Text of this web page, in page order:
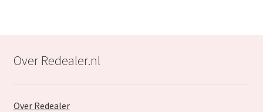
Over Redealer.nl
Over Redealer